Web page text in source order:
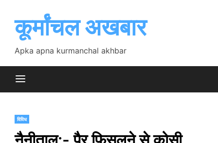
contentकूर्मांचल अखबार
Apka apna kurmanchal akhbar
विविध